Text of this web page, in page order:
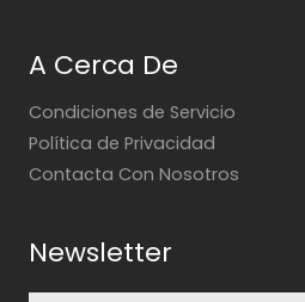
A Cerca De
Condiciones de Servicio
Política de Privacidad
Contacta Con Nosotros
Newsletter